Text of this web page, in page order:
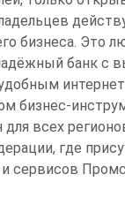
бизнеса. Это
банк с
бизнес-
всех
где
сервисов